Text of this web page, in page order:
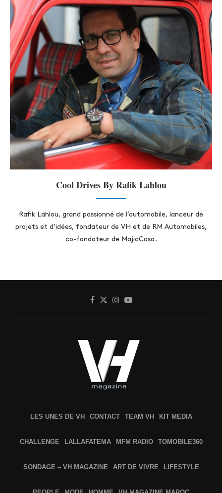
Cool Drives By Rafik Lahlou
Rafik Lahlou, grand passionné de l’automobile, lanceur de
projets et d’idées, fondateur de VH et de RM Automobiles,
co-fondateur de MajicCasa.
LES UNES DE VH CONTACT TEAM VH KIT MEDIA
CHALLENGE LALLAFATEMA MFM RADIO TOMOBILE360
SONDAGE – VH MAGAZINE ART DE VIVRE LIFESTYLE